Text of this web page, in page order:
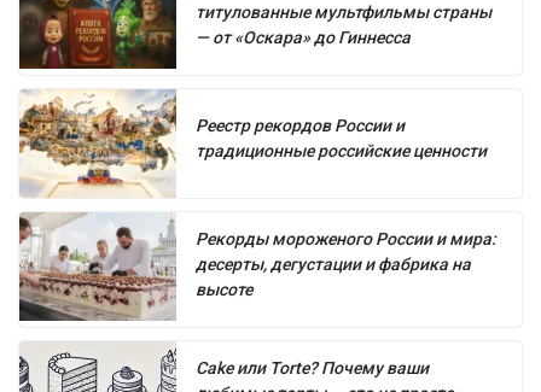
титулованные мультфильмы страны
— от «Оскара» до Гиннесса
Реестр рекордов России и
традиционные российские ценности
Рекорды мороженого России и мира:
десерты, дегустации и фабрика на
высоте
Cake или Torte? Почему ваши